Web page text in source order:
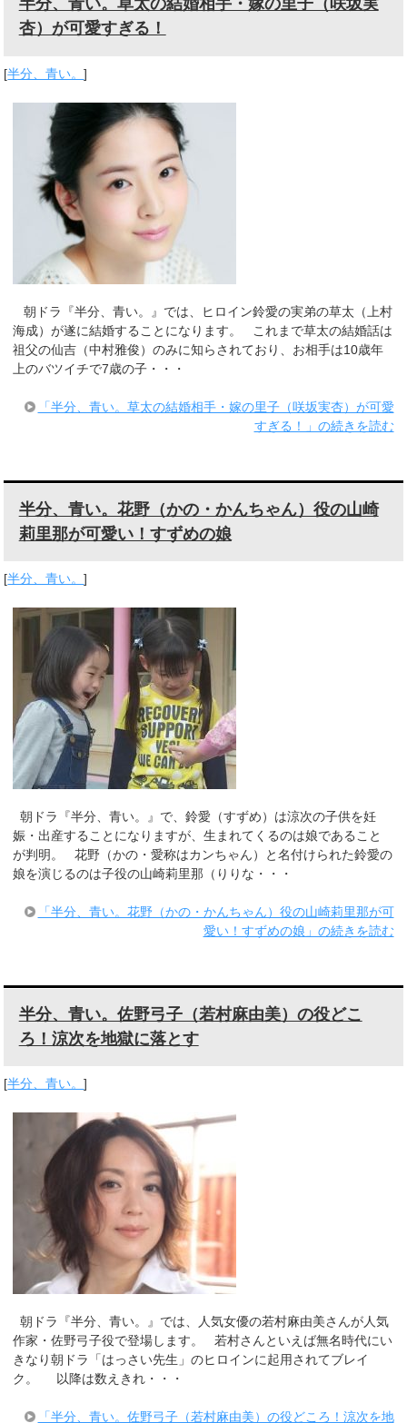
半分、青い。草太の結婚相手・嫁の里子（咲坂実
杏）が可愛すぎる！
[半分、青い。]
朝ドラ『半分、青い。』では、ヒロイン鈴愛の実弟の草太（上村
海成）が遂に結婚することになります。 これまで草太の結婚話は
祖父の仙吉（中村雅俊）のみに知らされており、お相手は10歳年
上のバツイチで7歳の子・・・
「半分、青い。草太の結婚相手・嫁の里子（咲坂実杏）が可愛
すぎる！」の続きを読む
半分、青い。花野（かの・かんちゃん）役の山崎
莉里那が可愛い！すずめの娘
[半分、青い。]
朝ドラ『半分、青い。』で、鈴愛（すずめ）は涼次の子供を妊
娠・出産することになりますが、生まれてくるのは娘であること
が判明。 花野（かの・愛称はカンちゃん）と名付けられた鈴愛の
娘を演じるのは子役の山崎莉里那（りりな・・・
「半分、青い。花野（かの・かんちゃん）役の山崎莉里那が可
愛い！すずめの娘」の続きを読む
半分、青い。佐野弓子（若村麻由美）の役どこ
ろ！涼次を地獄に落とす
[半分、青い。]
朝ドラ『半分、青い。』では、人気女優の若村麻由美さんが人気
作家・佐野弓子役で登場します。 若村さんといえば無名時代にい
きなり朝ドラ「はっさい先生」のヒロインに起用されてブレイ
ク。 以降は数えきれ・・・
「半分、青い。佐野弓子（若村麻由美）の役どころ！涼次を地